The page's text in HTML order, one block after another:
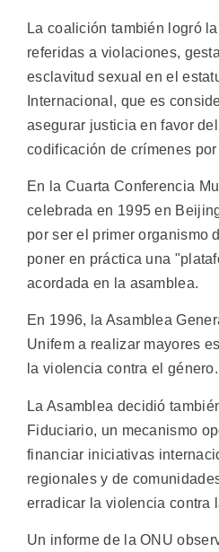
La coalición también logró
referidas a violaciones,
esclavitud sexual en el
Internacional, que es
asegurar justicia en favor
codificación de crímenes
En la Cuarta Conferencia
celebrada en 1995 en
por ser el primer organismo
poner en práctica una
acordada en la asamblea.
En 1996, la Asamblea
Unifem a realizar mayores
la violencia contra el género.
La Asamblea decidió
Fiduciario, un mecanismo
financiar iniciativas
regionales y de
erradicar la violencia contra
Un informe de la ONU